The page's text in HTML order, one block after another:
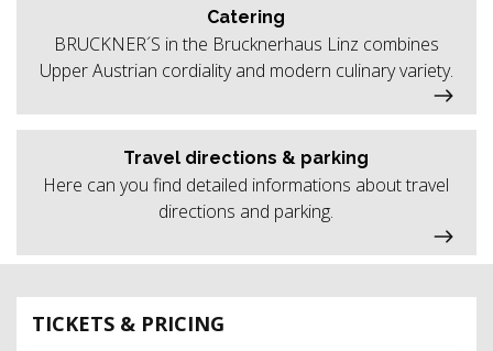
TICKETS & PRICING
Catering
BRUCKNER´S in the Brucknerhaus Linz combines
Upper Austrian cordiality and modern culinary variety.
Travel directions & parking
Here can you find detailed informations about travel
directions and parking.